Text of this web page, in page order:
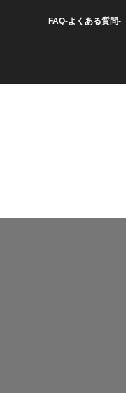
FAQ-よくある質問-